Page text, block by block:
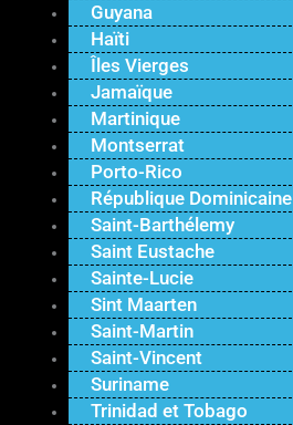
Guyana
Haïti
Îles Vierges
Jamaïque
Martinique
Montserrat
Porto-Rico
République Dominicaine
Saint-Barthélemy
Saint Eustache
Sainte-Lucie
Sint Maarten
Saint-Martin
Saint-Vincent
Suriname
Trinidad et Tobago